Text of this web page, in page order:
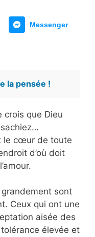
Messenger
la pensée !
crois que Dieu
le cœur de toute
d’où doit
sont
Ceux qui ont une
aisée des
élevée et